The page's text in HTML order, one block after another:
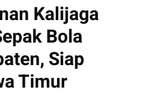
Kalijaga
Bola
Siap
Timur